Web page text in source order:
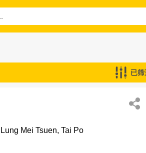
已筛
Lung Mei Tsuen, Tai Po